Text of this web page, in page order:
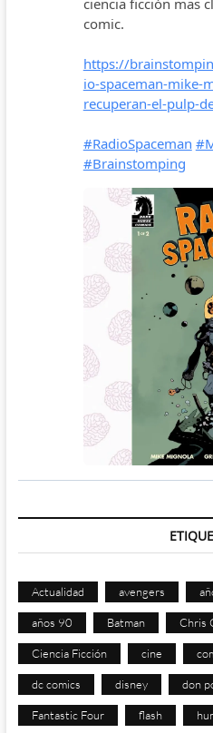
Actualidad avengers
años 90 Batman Chris
Ciencia Ficción cine
dc comics disney don
Fantastic Four flash